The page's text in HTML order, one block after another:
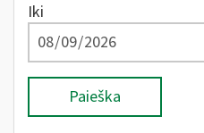
Iki
Paieška